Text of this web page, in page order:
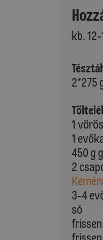
kb.
2*275
1
1
450 g
2
3-4
só